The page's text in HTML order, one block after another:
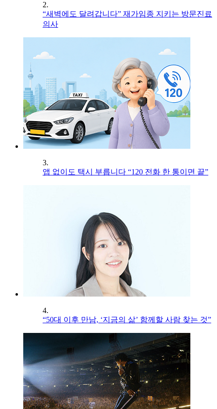
2.
“새벽에도 달려갑니다” 재가임종 지키는 방문진료
의사
3.
앱 없이도 택시 부릅니다 “120 전화 한 통이면 끝”
4.
“50대 이후 만남, ‘지금의 삶’ 함께할 사람 찾는 것”